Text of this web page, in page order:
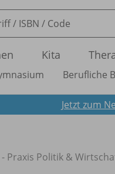
Kita
Berufliche
Jetzt zum
Praxis Politik &